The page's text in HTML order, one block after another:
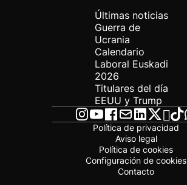
Últimas noticias
Guerra de
Ucrania
Calendario
Laboral Euskadi
2026
Titulares del día
EEUU y Trump
Política de privacidad
Aviso legal
Política de cookies
Configuración de cookies
Contacto